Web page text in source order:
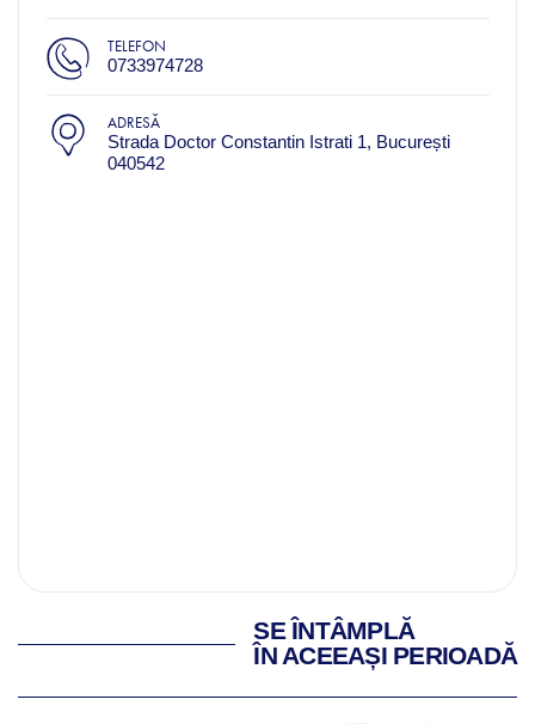
TELEFON
0733974728
ADRESĂ
Strada Doctor Constantin Istrati 1, București
040542
SE ÎNTÂMPLĂ
ÎN ACEEAȘI PERIOADĂ